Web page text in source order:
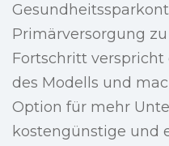
Primärversorgung
Fortschritt verspricht
des Modells und
Option für mehr
kostengünstige und